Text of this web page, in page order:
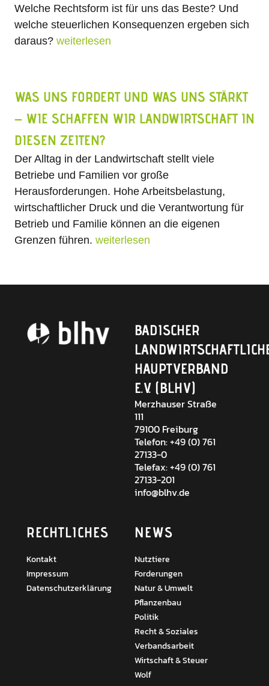
Welche Rechtsform ist für uns das Beste? Und
welche steuerlichen Konsequenzen ergeben sich
daraus?weiterlesen
WAS UNS FORDERT UND WAS UNS STÄRKT
– WIE SCHAFFEN WIR LANDWIRTSCHAFT IN
DIESEN ZEITEN?
Der Alltag in der Landwirtschaft stellt viele
Betriebe und Familien vor große
Herausforderungen. Hohe Arbeitsbelastung,
wirtschaftlicher Druck und die Verantwortung für
Betrieb und Familie können an die eigenen
Grenzen führen. weiterlesen
BADISCHER
HAUPTVERBAND
E.V. (BLHV)
Merzhauser Straße
111
79100 Freiburg
Telefon: +49 (0) 761
27133-0
Telefax: +49 (0) 761
27133-201
info@blhv.de
RECHTLICHES
Kontakt
Impressum
Datenschutzerklärung
NEWS
Nutztiere
Forderungen
Natur & Umwelt
Pflanzenbau
Politik
Recht & Soziales
Verbandsarbeit
Wirtschaft & Steuer
Wolf